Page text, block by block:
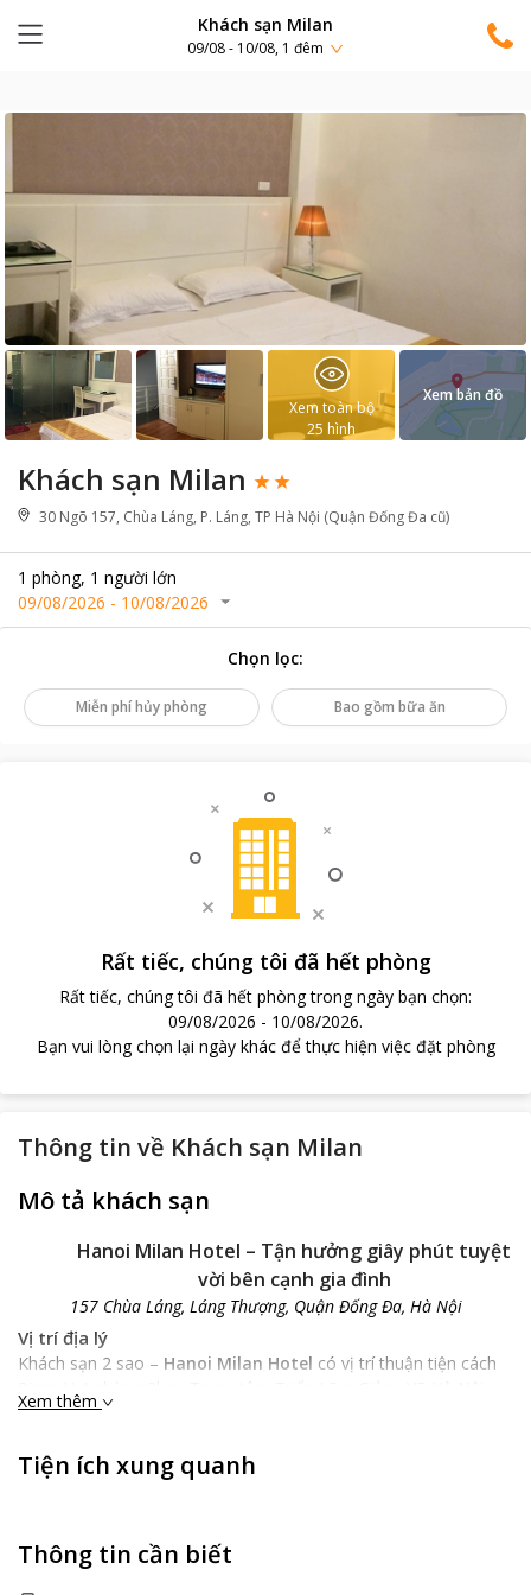
Khách sạn Milan
09/08 - 10/08, 1 đêm
Khách sạn Milan
30 Ngõ 157, Chùa Láng, P. Láng, TP Hà Nội (Quận Đống Đa cũ)
1 phòng, 1 người lớn
09/08/2026 - 10/08/2026
Xem toàn bộ
25 hình
Xem bản đồ
Chọn lọc:
Miễn phí hủy phòng Bao gồm bữa ăn
Rất tiếc, chúng tôi đã hết phòng
Rất tiếc, chúng tôi đã hết phòng trong ngày bạn chọn:
09/08/2026 - 10/08/2026.
Bạn vui lòng chọn lại ngày khác để thực hiện việc đặt phòng
Thông tin về Khách sạn Milan
Mô tả khách sạn
Hanoi Milan Hotel – Tận hưởng giây phút tuyệt
vời bên cạnh gia đình
157 Chùa Láng, Láng Thượng, Quận Đống Đa, Hà Nội
Vị trí địa lý
Khách sạn 2 sao – Hanoi Milan Hotel có vị trí thuận tiện cách
chừng 3km và cách sân bay Nội Bài khoảng 5km và các quán ăn
Unplugged. Cách trung tâm thành phố khoảng 6km, khách sạn
nằm gần các điểm du lịch như Đền Voi Phục, Chùa Láng, Cầu
Đặc điểm của khách sạn
Mặc dù là khách sạn ít sao nhưng vẫn đạt tiêu chuẩn cao với
Xem thêm
Tiện ích xung quanh
Thông tin cần biết